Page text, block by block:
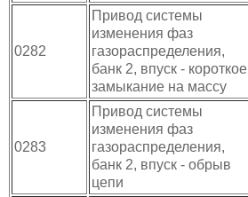
0282
Привод системы
изменения фаз
газораспределения,
банк 2, впуск - короткое
замыкание на массу
0283
Привод системы
изменения фаз
газораспределения,
банк 2, впуск - обрыв
цепи